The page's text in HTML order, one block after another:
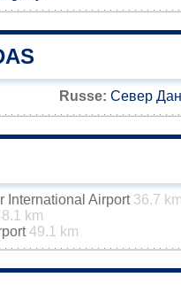
Russe: Север
International Airport 36.7 km
km
49.1 km